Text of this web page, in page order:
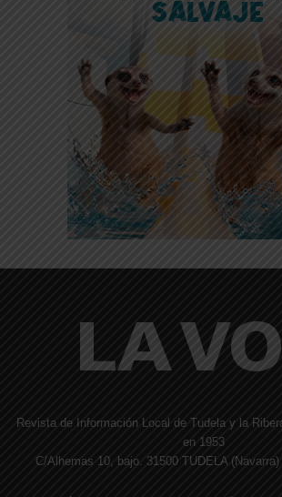
Revista de Información Local de Tudela y la
en 1953
C/Alhemas 10, bajo. 31500 TUDELA